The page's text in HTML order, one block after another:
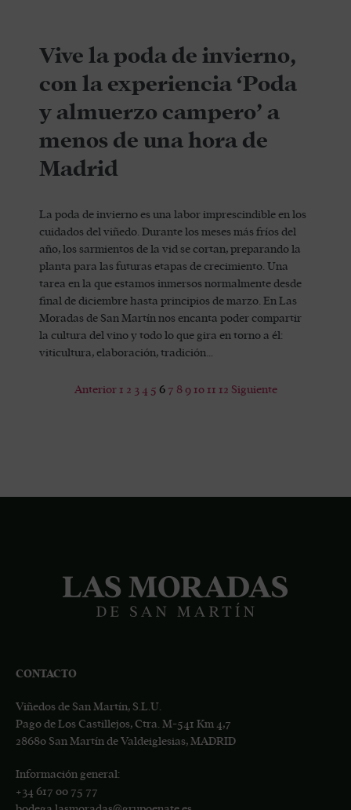
Vive la poda de invierno,
con la experiencia ‘Poda
y almuerzo campero’ a
menos de una hora de
Madrid
La poda de invierno es una labor imprescindible en los
cuidados del viñedo. Durante los meses más fríos del
año, los sarmientos de la vid se cortan, preparando la
planta para las futuras etapas de crecimiento. Una
tarea en la que estamos inmersos normalmente desde
final de diciembre hasta principios de marzo. En Las
Moradas de San Martín nos encanta poder compartir
la cultura del vino y todo lo que gira en torno a él:
viticultura, elaboración, tradición…
Anterior 1 2 3 4 5 6 7 8 9 10 11 12 Siguiente
CONTACTO
Viñedos de San Martín, S.L.U.
Pago de Los Castillejos, Ctra. M-541 Km 4,7
28680 San Martín de Valdeiglesias, MADRID
Información general:
+34 617 00 75 77